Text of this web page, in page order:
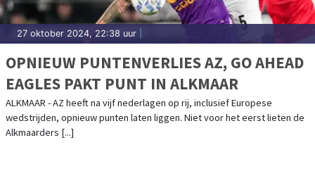
27 oktober 2024, 22:38 uur
OPNIEUW PUNTENVERLIES AZ, GO AHEAD
EAGLES PAKT PUNT IN ALKMAAR
ALKMAAR - AZ heeft na vijf nederlagen op rij, inclusief Europese
wedstrijden, opnieuw punten laten liggen. Niet voor het eerst lieten de
Alkmaarders [...]